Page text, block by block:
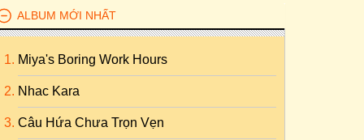
ALBUM MỚI NHẤT
Miya's Boring Work Hours
Nhac Kara
Câu Hứa Chưa Trọn Vẹn